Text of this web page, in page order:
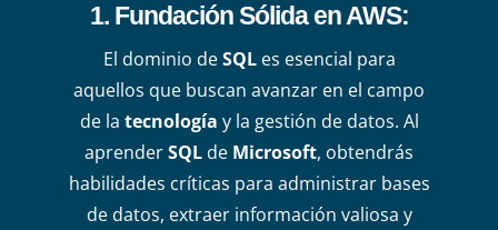
1. Fundación Sólida en AWS:
El dominio deSQLes esencial para
aquellos que buscan avanzar en el campo
de la tecnología y la gestión de datos. Al
aprenderSQLde Microsoft, obtendrás
habilidades críticas para administrar bases
de datos, extraer información valiosa y